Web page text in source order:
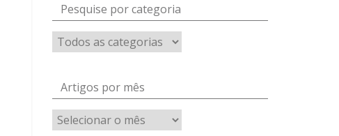
Pesquise por categoria
Artigos por mês
Artigos
por